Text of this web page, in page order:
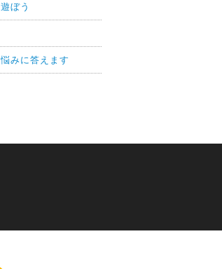
ぼう
みに答えます